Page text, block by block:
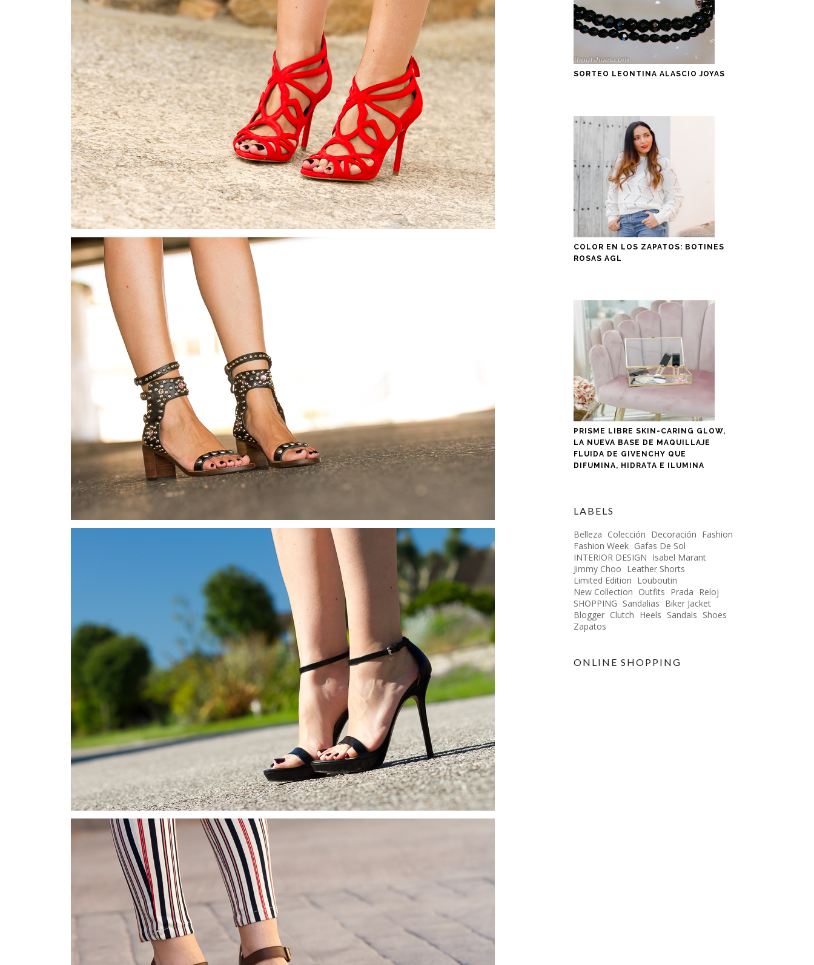
SORTEO LEONTINA ALASCIO JOYAS
COLOR EN LOS ZAPATOS: BOTINES
ROSAS AGL
PRISME LIBRE SKIN-CARING GLOW,
LA NUEVA BASE DE MAQUILLAJE
FLUIDA DE GIVENCHY QUE
DIFUMINA, HIDRATA E ILUMINA
LABELS
Belleza Colección Decoración Fashion
Fashion Week Gafas De Sol
INTERIOR DESIGN Isabel Marant
Jimmy Choo Leather Shorts
Limited Edition Louboutin
New Collection Outfits Prada Reloj
SHOPPING Sandalias Biker Jacket
Blogger Clutch Heels Sandals Shoes
Zapatos
ONLINE SHOPPING